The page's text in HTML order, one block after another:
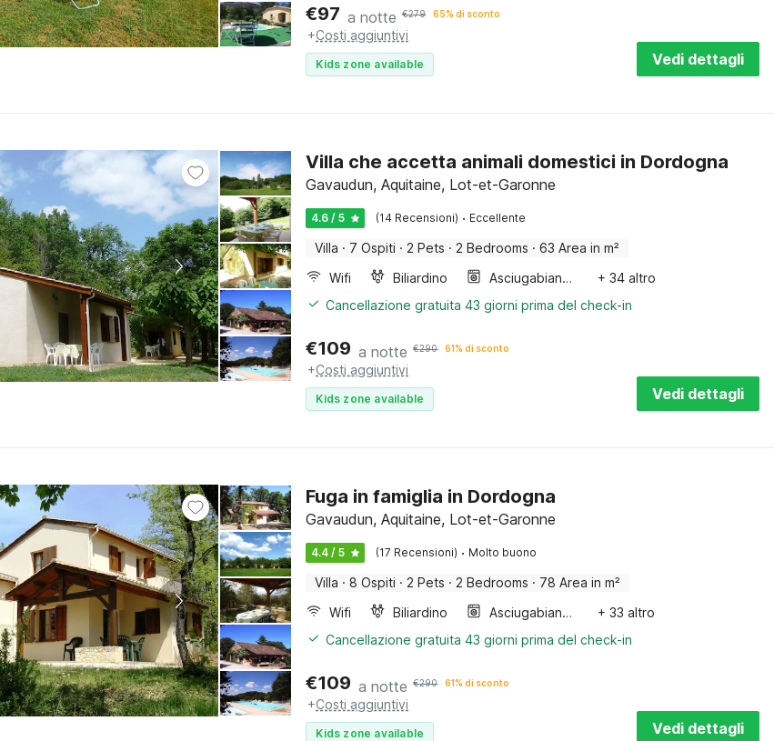
€97 a notte €279 65% di sconto
+Costi aggiuntivi
Kids zone available Vedi dettagli
Villa che accetta animali domestici in Dordogna
Gavaudun, Aquitaine, Lot-et-Garonne
4.6 / 5 (14 Recensioni) · Eccellente
Villa · 7 Ospiti · 2 Pets · 2 Bedrooms · 63 Area in m²
Wifi
Biliardino Asciugabiancheria
+ 34 altro
Cancellazione gratuita 43 giorni prima del check-in
€109 a notte €290 61% di sconto
+Costi aggiuntivi
Kids zone available Vedi dettagli
Fuga in famiglia in Dordogna
Gavaudun, Aquitaine, Lot-et-Garonne
4.4 / 5 (17 Recensioni) · Molto buono
Villa · 8 Ospiti · 2 Pets · 2 Bedrooms · 78 Area in m²
Wifi
Biliardino Asciugabiancheria
+ 33 altro
Cancellazione gratuita 43 giorni prima del check-in
€109 a notte €290 61% di sconto
+Costi aggiuntivi
Kids zone available Vedi dettagli